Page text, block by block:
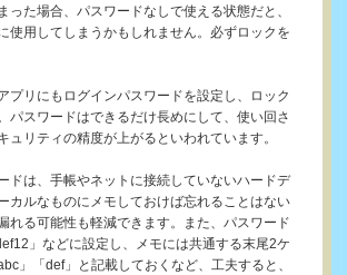
った場合、パスワードなしで使える状態だと、
使用してしまうかもしれません。必ずロックを
プリにもログインパスワードを設定し、ロック
パスワードはできるだけ長めにして、使い回さ
ュリティの精度が上がるといわれています。
ドは、手帳やネットに接続していないハードデ
カルなものにメモしておけば忘れることはない
れる可能性も軽減できます。また、パスワード
」などに設定し、メモには共通する末尾2ケ
」「def」と記載しておくなど、工夫すると、